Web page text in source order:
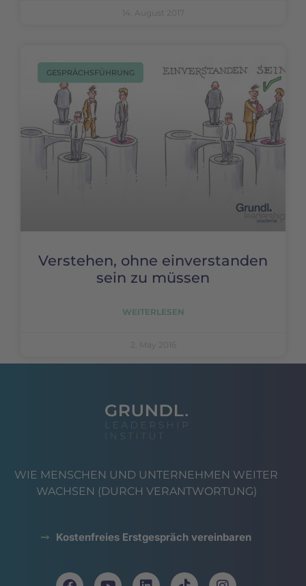
14. August 2017
GESPRÄCHSFÜHRUNG
Verstehen, ohne einverstanden
sein zu müssen
WEITERLESEN
2. May 2016
WIE MENSCHEN UND UNTERNEHMEN WEITER
WACHSEN (DURCH VERANTWORTUNG)
Kostenfreies Erstgespräch vereinbaren